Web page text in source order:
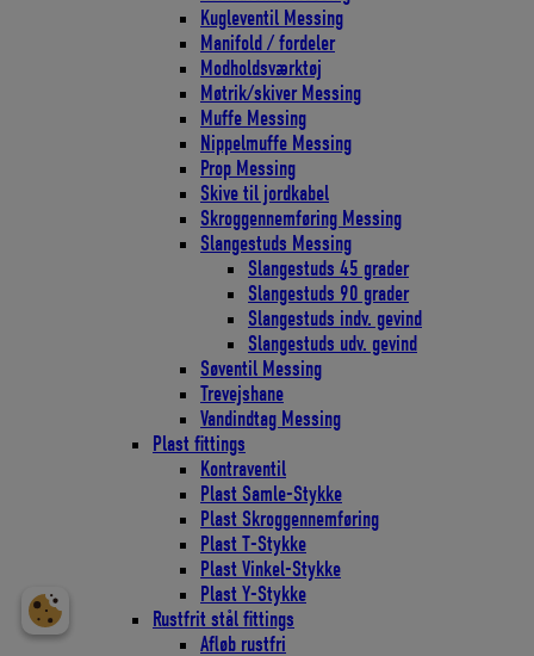
Kugleventil Messing
Manifold / fordeler
Modholdsværktøj
Møtrik/skiver Messing
Muffe Messing
Nippelmuffe Messing
Prop Messing
Skive til jordkabel
Skroggennemføring Messing
Slangestuds Messing
Slangestuds 45 grader
Slangestuds 90 grader
Slangestuds indv. gevind
Slangestuds udv. gevind
Søventil Messing
Trevejshane
Vandindtag Messing
Plast fittings
Kontraventil
Plast Samle-Stykke
Plast Skroggennemføring
Plast T-Stykke
Plast Vinkel-Stykke
Plast Y-Stykke
Rustfrit stål fittings
Afløb rustfri